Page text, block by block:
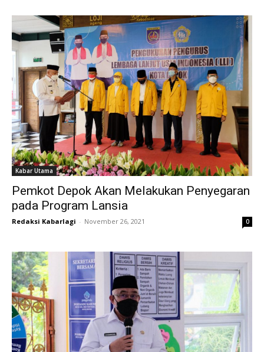
Kabar Utama
Pemkot Depok Akan Melakukan Penyegaran
pada Program Lansia
Redaksi Kabarlagi - November 26, 2021 0